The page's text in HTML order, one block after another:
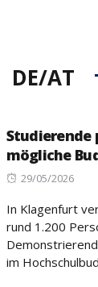
DE/AT
mögliche
Posted
29/05/2026
In Klagenfurt
rund 1.200
im